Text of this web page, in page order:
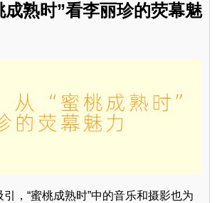
成熟时”看李丽珍的荧幕魅
，“蜜桃成熟时”中的音乐和摄影也为